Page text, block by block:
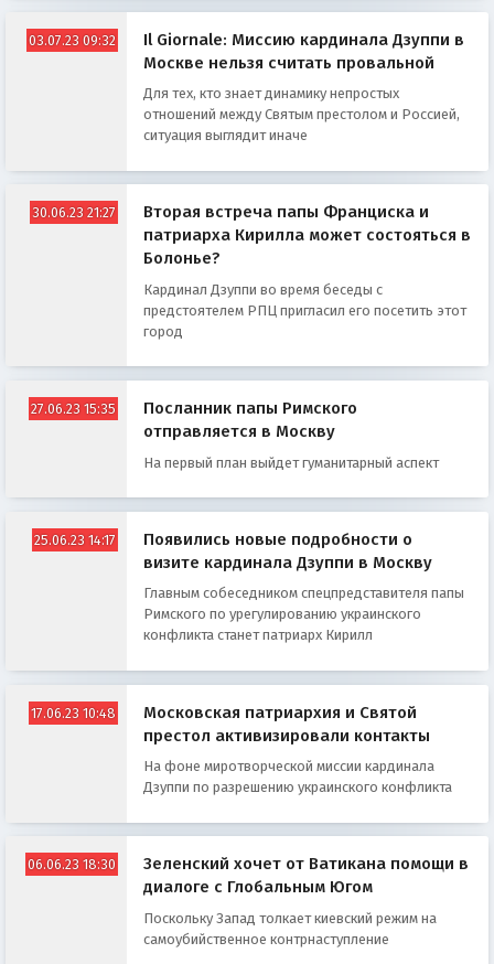
03.07.23 09:32
Il Giornale: Миссию кардинала Дзуппи в
Москве нельзя считать провальной
Для тех, кто знает динамику непростых
отношений между Святым престолом и Россией,
ситуация выглядит иначе
30.06.23 21:27
Вторая встреча папы Франциска и
патриарха Кирилла может состояться в
Болонье?
Кардинал Дзуппи во время беседы с
предстоятелем РПЦ пригласил его посетить этот
город
27.06.23 15:35
Посланник папы Римского
отправляется в Москву
На первый план выйдет гуманитарный аспект
25.06.23 14:17
Появились новые подробности о
визите кардинала Дзуппи в Москву
Главным собеседником спецпредставителя папы
Римского по урегулированию украинского
конфликта станет патриарх Кирилл
17.06.23 10:48
Московская патриархия и Святой
престол активизировали контакты
На фоне миротворческой миссии кардинала
Дзуппи по разрешению украинского конфликта
06.06.23 18:30
Зеленский хочет от Ватикана помощи в
диалоге с Глобальным Югом
Поскольку Запад толкает киевский режим на
самоубийственное контрнаступление